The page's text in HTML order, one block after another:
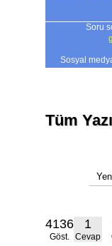
Soru
Sosyal
Tüm
4136
Göst.
1
Cevap